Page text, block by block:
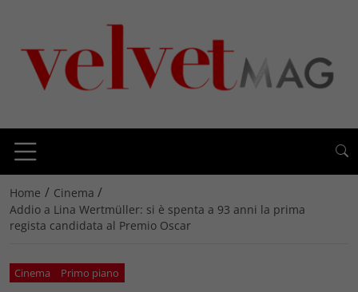
Home / Cinema /
Addio a Lina Wertmüller: si è spenta a 93 anni la prima
regista candidata al Premio Oscar
Cinema Primo piano